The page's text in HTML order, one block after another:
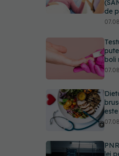
de
boli
lei